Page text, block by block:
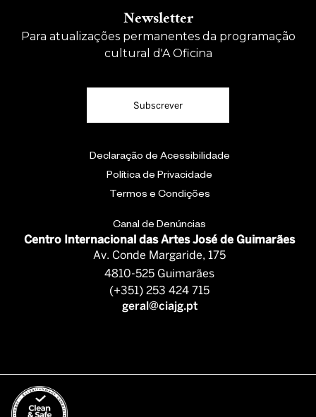
Newsletter
Para atualizações permanentes da programação
cultural d'A Oficina
Subscrever
Declaração de Acessibilidade
Política de Privacidade
Termos e Condições
Canal de Denúncias
Centro Internacional das Artes José de Guimarães
Av. Conde Margaride, 175
4810-525 Guimarães
(+351) 253 424 715
geral@ciajg.pt